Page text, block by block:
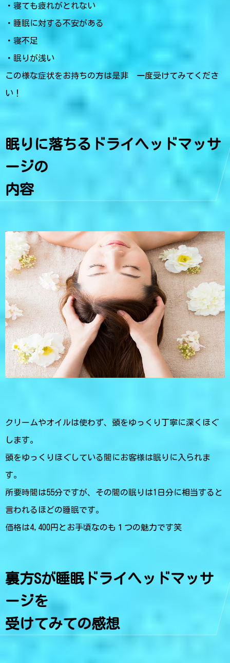
・寝ても疲れがとれない
・睡眠に対する不安がある
・寝不足
・眠りが浅い
この様な症状をお持ちの方は是非 一度受けてみてくださ
い！
眠りに落ちるドライヘッドマッサ
ージの
内容
クリームやオイルは使わず、頭をゆっくり丁寧に深くほぐ
します。
頭をゆっくりほぐしている間にお客様は眠りに入られま
す。
所要時間は55分ですが、その間の眠りは1日分に相当すると
言われるほどの睡眠です。
価格は4,400円とお手頃なのも１つの魅力です笑
裏方Sが睡眠ドライヘッドマッサ
ージを
受けてみての感想